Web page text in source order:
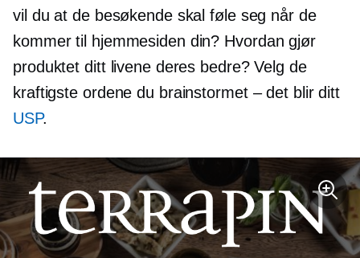
vil du at de besøkende skal føle seg når de
kommer til hjemmesiden din? Hvordan gjør
produktet ditt livene deres bedre? Velg de
kraftigste ordene du brainstormet – det blir ditt
USP.